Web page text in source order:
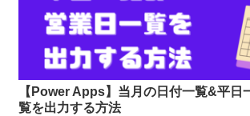
【Power Apps】当月の日付一覧&平日
覧を出力する方法